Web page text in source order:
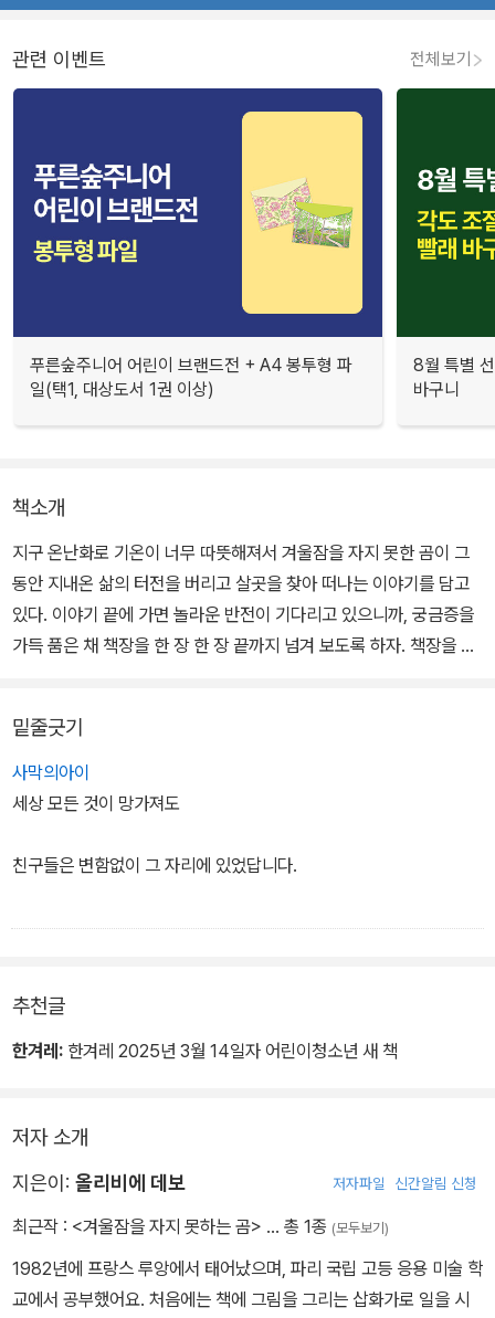
관련 이벤트 전체보기
푸른숲주니어 어린이 브랜드전 + A4 봉투형 파
일(택1, 대상도서 1권 이상)
8월 특별
바구니
책소개
지구 온난화로 기온이 너무 따뜻해져서 겨울잠을 자지 못한 곰이 그
동안 지내온 삶의 터전을 버리고 살곳을 찾아 떠나는 이야기를 담고
있다. 이야기 끝에 가면 놀라운 반전이 기다리고 있으니까, 궁금증을
가득 품은 채 책장을 한 장 한 장 끝까지 넘겨 보도록 하자. 책장을 덮
밑줄긋기
사막의아이
세상 모든 것이 망가져도
친구들은 변함없이 그 자리에 있었답니다.
추천글
한겨레: 한겨레 2025년 3월 14일자 어린이청소년 새 책
저자 소개
지은이: 올리비에 데보 저자파일 신간알림 신청
최근작 : <겨울잠을 자지 못하는 곰> … 총 1종 (모두보기)
1982년에 프랑스 루앙에서 태어났으며, 파리 국립 고등 응용 미술 학
교에서 공부했어요. 처음에는 책에 그림을 그리는 삽화가로 일을 시